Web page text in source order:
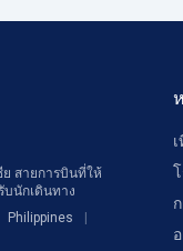
ย สายการบินที่ให้
บนักเดินทาง
Philippines